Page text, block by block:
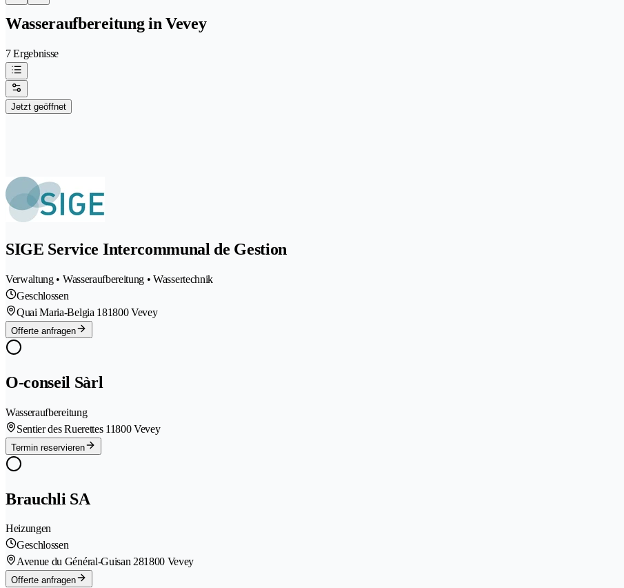
Wasseraufbereitung in Vevey
7 Ergebnisse
Jetzt geöffnet
SIGE Service Intercommunal de Gestion
Verwaltung • Wasseraufbereitung • Wassertechnik
Geschlossen
Quai Maria-Belgia 181800 Vevey
Offerte anfragen
O-conseil Sàrl
Wasseraufbereitung
Sentier des Ruerettes 11800 Vevey
Termin reservieren
Brauchli SA
Heizungen
Geschlossen
Avenue du Général-Guisan 281800 Vevey
Offerte anfragen